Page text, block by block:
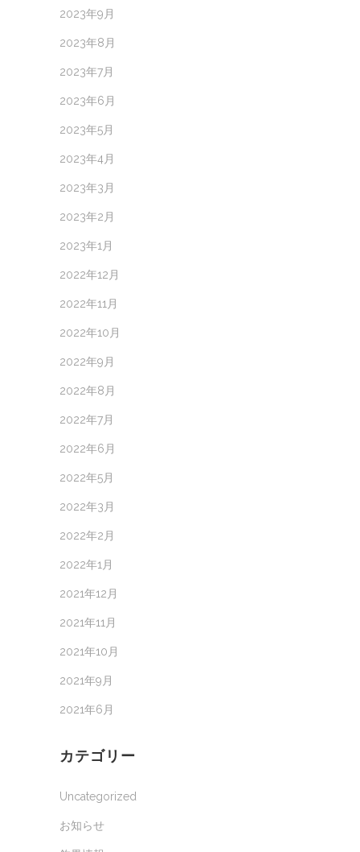
2023年9月
2023年8月
2023年7月
2023年6月
2023年5月
2023年4月
2023年3月
2023年2月
2023年1月
2022年12月
2022年11月
2022年10月
2022年9月
2022年8月
2022年7月
2022年6月
2022年5月
2022年3月
2022年2月
2022年1月
2021年12月
2021年11月
2021年10月
2021年9月
2021年6月
カテゴリー
Uncategorized
お知らせ